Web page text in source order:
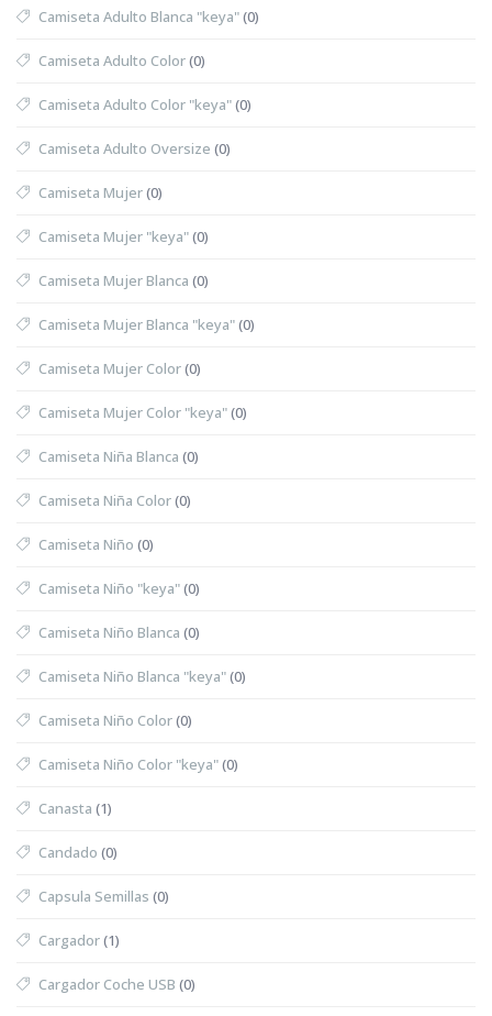
Camiseta Adulto Blanca "keya"(0)
Camiseta Adulto Color(0)
Camiseta Adulto Color "keya"(0)
Camiseta Adulto Oversize (0)
Camiseta Mujer(0)
Camiseta Mujer "keya"(0)
Camiseta Mujer Blanca (0)
Camiseta Mujer Blanca "keya"(0)
Camiseta Mujer Color(0)
Camiseta Mujer Color "keya"(0)
Camiseta Niña Blanca (0)
Camiseta Niña Color(0)
Camiseta Niño (0)
Camiseta Niño "keya"(0)
Camiseta Niño Blanca (0)
Camiseta Niño Blanca "keya"(0)
Camiseta Niño Color(0)
Camiseta Niño Color "keya"(0)
Canasta (1)
Candado (0)
Capsula Semillas (0)
Cargador(1)
Cargador Coche USB (0)